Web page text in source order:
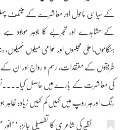
کے سیاسی ماحول اور معاشرے کے مختلف
کے مشاہدے اور تجربے کا جوہر موجود
ہنگاموں،اعلیٰ مجلسوں اور عوامی میلوں
طریقوں کے معتقدات، رسم و رواج اور ان کے
کی معاشرت کے بارے میں حاصل کیا۔۔۔۔نظیر
رنگ اور ہر روپ میں کہیں کم کہیں زیادہ ظاہر
نظیر کی شاعر ی کا تفصیلی جائزہ ’’انور